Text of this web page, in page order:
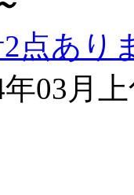
点あり
03月